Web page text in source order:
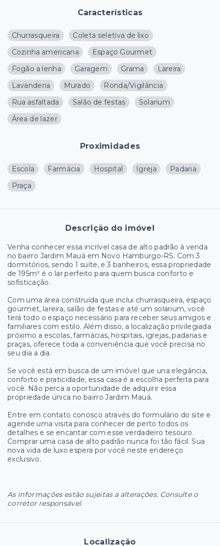
Características
Churrasqueira
Coleta seletiva de lixo
Cozinha americana
Espaço Gourmet
Fogão a lenha
Garagem Grama
Lareira
Lavanderia
Murado
Ronda/Vigilância
Rua asfaltada
Salão de festas
Solarium
Área de lazer
Proximidades
Escola Farmácia Hospital Igreja
Padaria
Praça
Descrição do imóvel
Venha conhecer essa incrível casa de alto padrão à venda
no bairro Jardim Mauá em Novo Hamburgo-RS. Com 3
dormitórios, sendo 1 suíte, e 3 banheiros, essa propriedade
de 195m² é o lar perfeito para quem busca conforto e
sofisticação.
Com uma área construída que inclui churrasqueira, espaço
gourmet, lareira, salão de festas e até um solarium, você
terá todo o espaço necessário para receber seus amigos e
familiares com estilo. Além disso, a localização privilegiada
próximo a escolas, farmácias, hospitais, igrejas, padarias e
praças, oferece toda a conveniência que você precisa no
seu dia a dia.
Se você está em busca de um imóvel que una elegância,
conforto e praticidade, essa casa é a escolha perfeita para
você. Não perca a oportunidade de adquirir essa
propriedade única no bairro Jardim Mauá.
Entre em contato conosco através do formulário do site e
agende uma visita para conhecer de perto todos os
detalhes e se encantar com esse verdadeiro tesouro.
Comprar uma casa de alto padrão nunca foi tão fácil. Sua
nova vida de luxo espera por você neste endereço
exclusivo.
As informações estão sujeitas a alterações. Consulte o
corretor responsável.
Localização